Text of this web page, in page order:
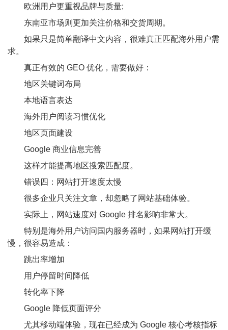
欧洲用户更重视品牌与质量;
东南亚市场则更加关注价格和交货周期。
如果只是简单翻译中文内容，很难真正匹配海外用户需
求。
真正有效的 GEO 优化，需要做好：
地区关键词布局
本地语言表达
海外用户阅读习惯优化
地区页面建设
Google 商业信息完善
这样才能提高地区搜索匹配度。
错误四：网站打开速度太慢
很多企业只关注文章，却忽略了网站基础体验。
实际上，网站速度对 Google 排名影响非常大。
特别是海外用户访问国内服务器时，如果网站打开缓
慢，很容易造成：
跳出率增加
用户停留时间降低
转化率下降
Google 降低页面评分
尤其移动端体验，现在已经成为 Google 核心考核指标